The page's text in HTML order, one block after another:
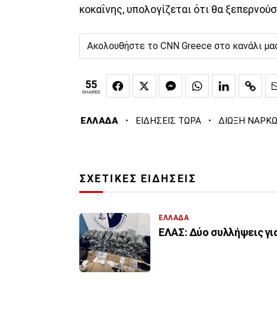
κοκαΐνης, υπολογίζεται ότι θα
Ακολουθήστε το CNN Greece στο κανάλι
55
SHARES
ΕΛΛΑΔΑ · ΕΙΔΗΣΕΙΣ ΤΩΡΑ · ΔΙΩΞΗ
ΣΧΕΤΙΚΕΣ ΕΙΔΗΣΕΙΣ
ΕΛΛΑΔΑ
ΕΛΑΣ: Δύο συλλήψεις